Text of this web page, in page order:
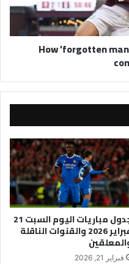
How 'forgotten
جدول مباريات اليوم السبت 21
فبراير 2026 والقنوات الناقلة
فبراير 21, 2026